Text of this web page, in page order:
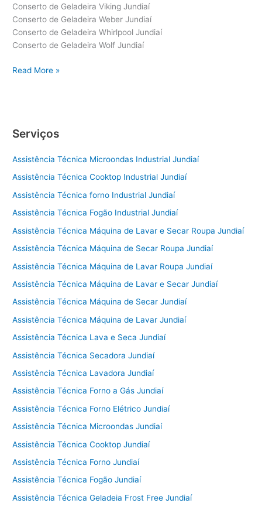
Conserto de Geladeira Viking Jundiaí
Conserto de Geladeira Weber Jundiaí
Conserto de Geladeira Whirlpool Jundiaí
Conserto de Geladeira Wolf Jundiaí
Conserto
Read More »
Serviços
Assistência Técnica Microondas Industrial Jundiaí
Assistência Técnica Cooktop Industrial Jundiaí
Assistência Técnica forno Industrial Jundiaí
Assistência Técnica Fogão Industrial Jundiaí
Assistência Técnica Máquina de Lavar e Secar Roupa Jundiaí
Assistência Técnica Máquina de Secar Roupa Jundiaí
Assistência Técnica Máquina de Lavar Roupa Jundiaí
Assistência Técnica Máquina de Lavar e Secar Jundiaí
Assistência Técnica Máquina de Secar Jundiaí
Assistência Técnica Máquina de Lavar Jundiaí
Assistência Técnica Lava e Seca Jundiaí
Assistência Técnica Secadora Jundiaí
Assistência Técnica Lavadora Jundiaí
Assistência Técnica Forno a Gás Jundiaí
Assistência Técnica Forno Elétrico Jundiaí
Assistência Técnica Microondas Jundiaí
Assistência Técnica Cooktop Jundiaí
Assistência Técnica Forno Jundiaí
Assistência Técnica Fogão Jundiaí
Assistência Técnica Geladeia Frost Free Jundiaí